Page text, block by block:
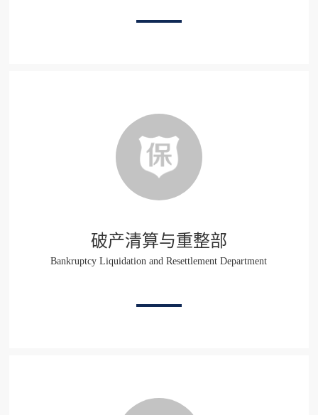
破产清算与重整部
Bankruptcy Liquidation and Resettlement Department